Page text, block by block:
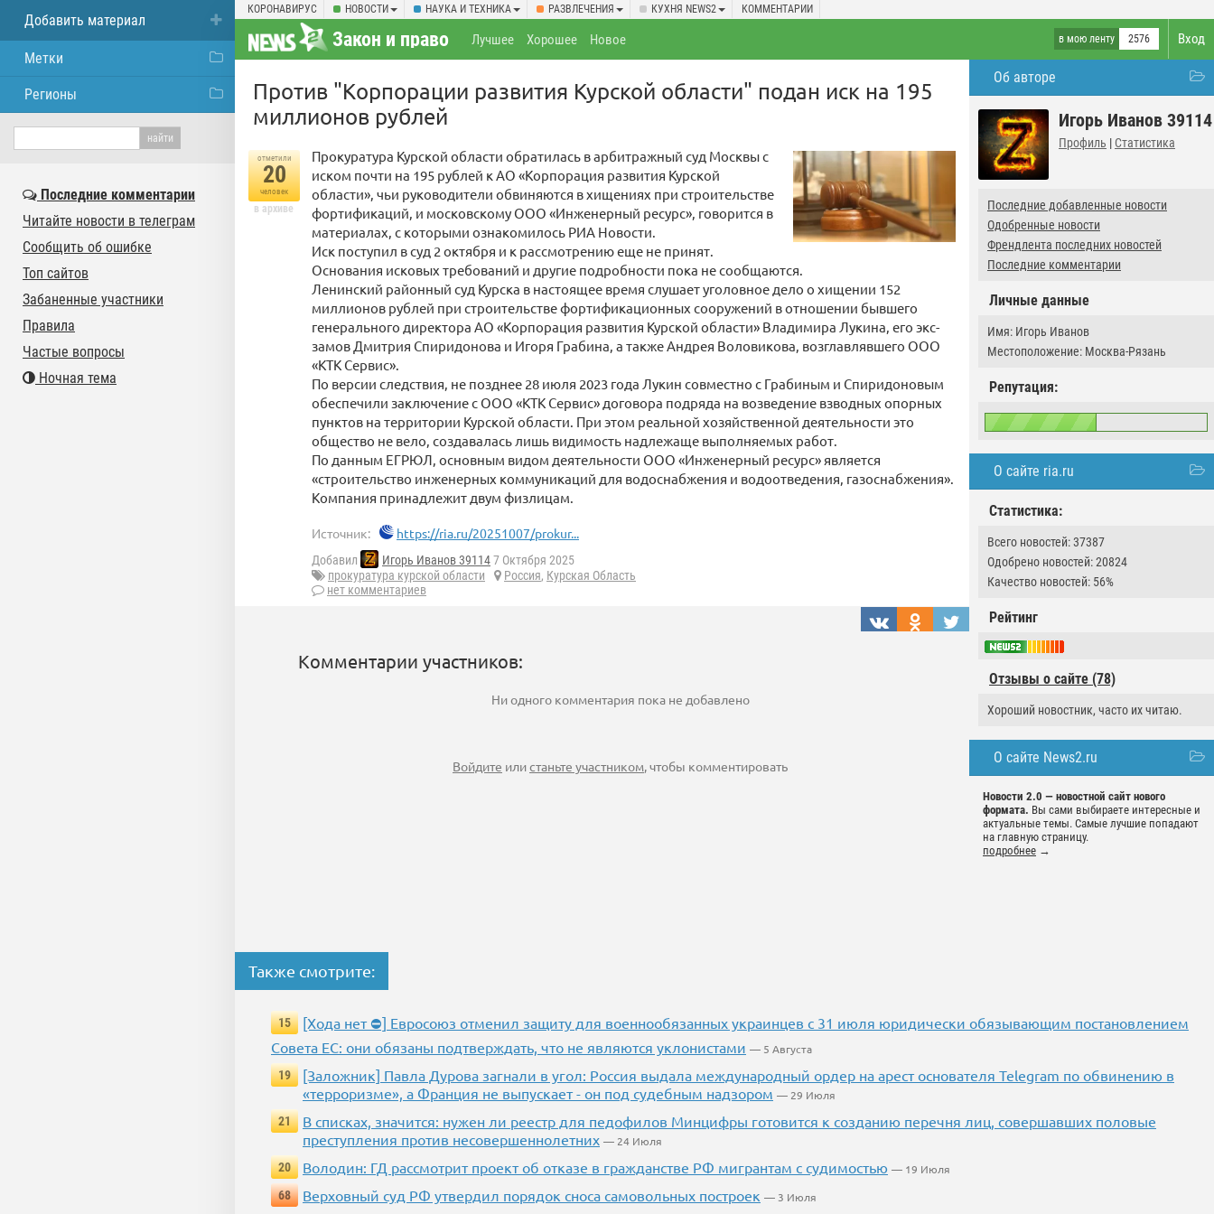
КОРОНАВИРУС НОВОСТИ НАУКА И ТЕХНИКА РАЗВЛЕЧЕНИЯ КУХНЯ NEWS2 КОММЕНТАРИИ
Вход
Закон и право в мою ленту 2576
Лучшее Хорошее Новое
Об авторе
Игорь Иванов 39114
Профиль | Статистика
Последние добавленные новости
Одобренные новости
Френдлента последних новостей
Последние комментарии
Личные данные
Имя: Игорь Иванов
Местоположение: Москва-Рязань
Репутация:
О сайте ria.ru
Статистика:
Всего новостей: 37387
Одобрено новостей: 20824
Качество новостей: 56%
Рейтинг
Отзывы о сайте (78)
Хороший новостник, часто их читаю.
О сайте News2.ru
Новости 2.0 — новостной сайт нового
формата. Вы сами выбираете интересные и
актуальные темы. Самые лучшие попадают
на главную страницу.
подробнее →
Против "Корпорации развития Курской области" подан иск на 195
миллионов рублей
отметили
20
человек
в архиве
Прокуратура Курской области обратилась в арбитражный суд Москвы с
иском почти на 195 рублей к АО «Корпорация развития Курской
области», чьи руководители обвиняются в хищениях при строительстве
фортификаций, и московскому ООО «Инженерный ресурс», говорится в
материалах, с которыми ознакомилось РИА Новости.
Иск поступил в суд 2 октября и к рассмотрению еще не принят.
Основания исковых требований и другие подробности пока не сообщаются.
Ленинский районный суд Курска в настоящее время слушает уголовное дело о хищении 152
миллионов рублей при строительстве фортификационных сооружений в отношении бывшего
генерального директора АО «Корпорация развития Курской области» Владимира Лукина, его экс-
замов Дмитрия Спиридонова и Игоря Грабина, а также Андрея Воловикова, возглавлявшего ООО
«КТК Сервис».
По версии следствия, не позднее 28 июля 2023 года Лукин совместно с Грабиным и Спиридоновым
обеспечили заключение с ООО «КТК Сервис» договора подряда на возведение взводных опорных
пунктов на территории Курской области. При этом реальной хозяйственной деятельности это
общество не вело, создавалась лишь видимость надлежаще выполняемых работ.
По данным ЕГРЮЛ, основным видом деятельности ООО «Инженерный ресурс» является
«строительство инженерных коммуникаций для водоснабжения и водоотведения, газоснабжения».
Компания принадлежит двум физлицам.
Источник: https://ria.ru/20251007/prokur...
Добавил Игорь Иванов 391147 Октября 2025
прокуратура курской области
Россия, Курская Область
нет комментариев
Комментарии участников:
Ни одного комментария пока не добавлено
Войдите илистаньте участником, чтобы комментировать
Также смотрите:
15
[Хода нет ⛔] Евросоюз отменил защиту для военнообязанных украинцев с 31 июля юридически обязывающим постановлением
Совета ЕС: они обязаны подтверждать, что не являются уклонистами — 5 Августа
19
[Заложник] Павла Дурова загнали в угол: Россия выдала международный ордер на арест основателя Telegram по обвинению в
«терроризме», а Франция не выпускает - он под судебным надзором — 29 Июля
21
В списках, значится: нужен ли реестр для педофилов Минцифры готовится к созданию перечня лиц, совершавших половые
преступления против несовершеннолетних — 24 Июля
20
Володин: ГД рассмотрит проект об отказе в гражданстве РФ мигрантам с судимостью — 19 Июля
68
Верховный суд РФ утвердил порядок сноса самовольных построек — 3 Июля
Добавить материал
Метки
Регионы
Последние комментарии
Читайте новости в телеграм
Сообщить об ошибке
Топ сайтов
Забаненные участники
Правила
Частые вопросы
Ночная тема